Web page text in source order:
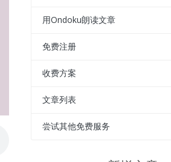
用Ondoku朗读文章
免费注册
收费方案
文章列表
尝试其他免费服务